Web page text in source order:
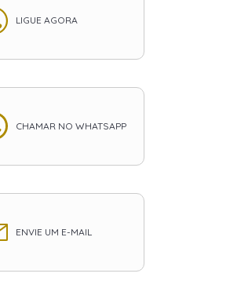
LIGUE AGORA
CHAMAR NO WHATSAPP
ENVIE UM E-MAIL